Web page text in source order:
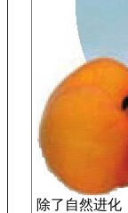
除了自然进化